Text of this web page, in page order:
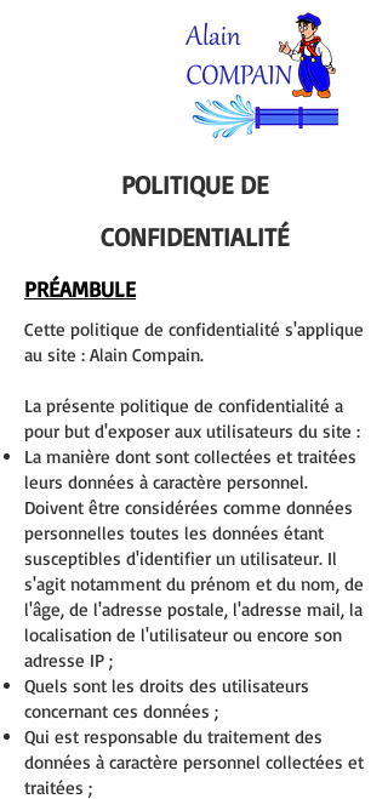
POLITIQUE DE
CONFIDENTIALITÉ
PRÉAMBULE
Cette politique de confidentialité s'applique
au site : Alain Compain.
La présente politique de confidentialité a
pour but d'exposer aux utilisateurs du site :
La manière dont sont collectées et traitées
leurs données à caractère personnel.
Doivent être considérées comme données
personnelles toutes les données étant
susceptibles d'identifier un utilisateur. Il
s'agit notamment du prénom et du nom, de
l'âge, de l'adresse postale, l'adresse mail, la
localisation de l'utilisateur ou encore son
adresse IP ;
Quels sont les droits des utilisateurs
concernant ces données ;
Qui est responsable du traitement des
données à caractère personnel collectées et
traitées ;